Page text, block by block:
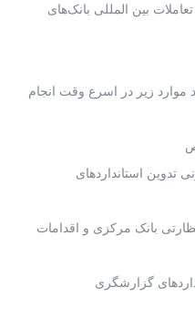
بین المللی بانک‌های
زیر در اسرع وقت انجام
تدوین استانداردهای
بانک مرکزی و اقدامات
گزارشگری